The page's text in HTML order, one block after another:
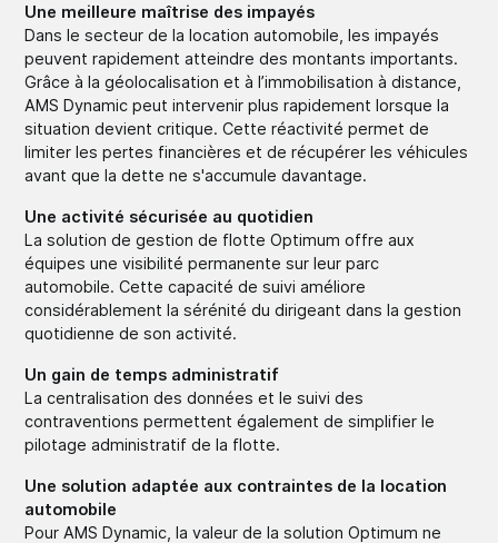
Une meilleure maîtrise des impayés
Dans le secteur de la location automobile, les impayés
peuvent rapidement atteindre des montants importants.
Grâce à la géolocalisation et à l’immobilisation à distance,
AMS Dynamic peut intervenir plus rapidement lorsque la
situation devient critique. Cette réactivité permet de
limiter les pertes financières et de récupérer les véhicules
avant que la dette ne s'accumule davantage.
Une activité sécurisée au quotidien
La solution de gestion de flotte Optimum offre aux
équipes une visibilité permanente sur leur parc
automobile. Cette capacité de suivi améliore
considérablement la sérénité du dirigeant dans la gestion
quotidienne de son activité.
Un gain de temps administratif
La centralisation des données et le suivi des
contraventions permettent également de simplifier le
pilotage administratif de la flotte.
Une solution adaptée aux contraintes de la location
automobile
Pour AMS Dynamic, la valeur de la solution Optimum ne